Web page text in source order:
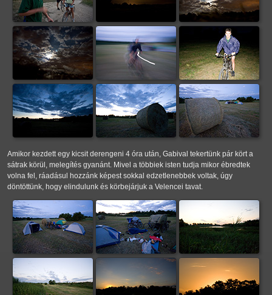
Amikor kezdett egy kicsit derengeni 4 óra után, Gabival tekertünk pár kört a
sátrak körül, melegítés gyanánt. Mivel a többiek isten tudja mikor ébredtek
volna fel, ráadásul hozzánk képest sokkal edzetlenebbek voltak, úgy
döntöttünk, hogy elindulunk és körbejárjuk a Velencei tavat.